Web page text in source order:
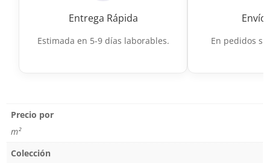
Entrega Rápida
Estimada en 5-9 días laborables. En pedidos
Precio por
m²
Colección